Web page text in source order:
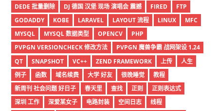
DEDE 批量删除
DJ 德国 汉堡 现场 演唱会 震撼 FIRED
FTP
GODADDY
KOBE LARAVEL LAYOUT 流程 LINUX
MFC
MYSQL
MYSQL 数据类型 OPENCV
PHP
PVPGN VERSIONCHECK 修改方法
PVPGN 魔兽争霸 战网架设 1.24
QT
SNAPSHOT VC++ ZEND FRAMEWORK 上传
人生
例子
函数 域名续费 大学 好友 很晚睡觉
教程
新周刊 社会问题 好日子
春天里 查找 正则
正则表达式
深圳 工作
深爱某女子 电路封装 空间日志
线程